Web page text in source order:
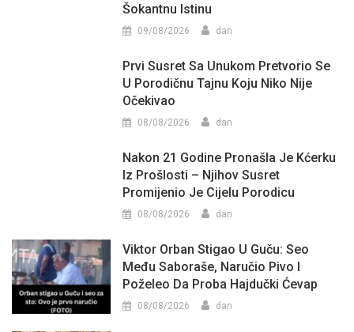
Šokantnu Istinu
09/08/2026 dan
Prvi Susret Sa Unukom Pretvorio Se
U Porodičnu Tajnu Koju Niko Nije
Očekivao
08/08/2026 dan
Nakon 21 Godine Pronašla Je Kćerku
Iz Prošlosti – Njihov Susret
Promijenio Je Cijelu Porodicu
08/08/2026 dan
Viktor Orban Stigao U Guču: Seo
Među Saboraše, Naručio Pivo I
Poželeo Da Proba Hajdučki Ćevap
08/08/2026 dan